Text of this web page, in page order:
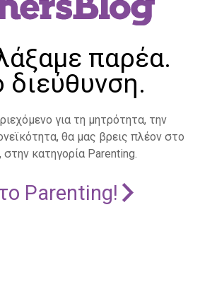
παρέα.
για τη μητρότητα, την
θα μας βρεις πλέον στο
, στην κατηγορία Parenting.
Parenting!